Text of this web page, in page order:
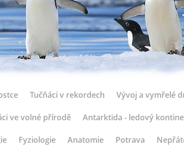
Tučňáci v rekordech Vývoj a vymřelé
ve volné přírodě Antarktida - ledový
Fyziologie Anatomie Potrava